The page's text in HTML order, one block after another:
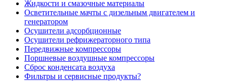
Жидкости и смазочные материалы
Осветительные мачты с дизельным двигателем и
генератором
Осушители адсорбционные
Осушители рефрижераторного типа
Передвижные компрессоры
Поршневые воздушные компрессоры
Сброс конденсата воздуха
Фильтры и сервисные продукты?